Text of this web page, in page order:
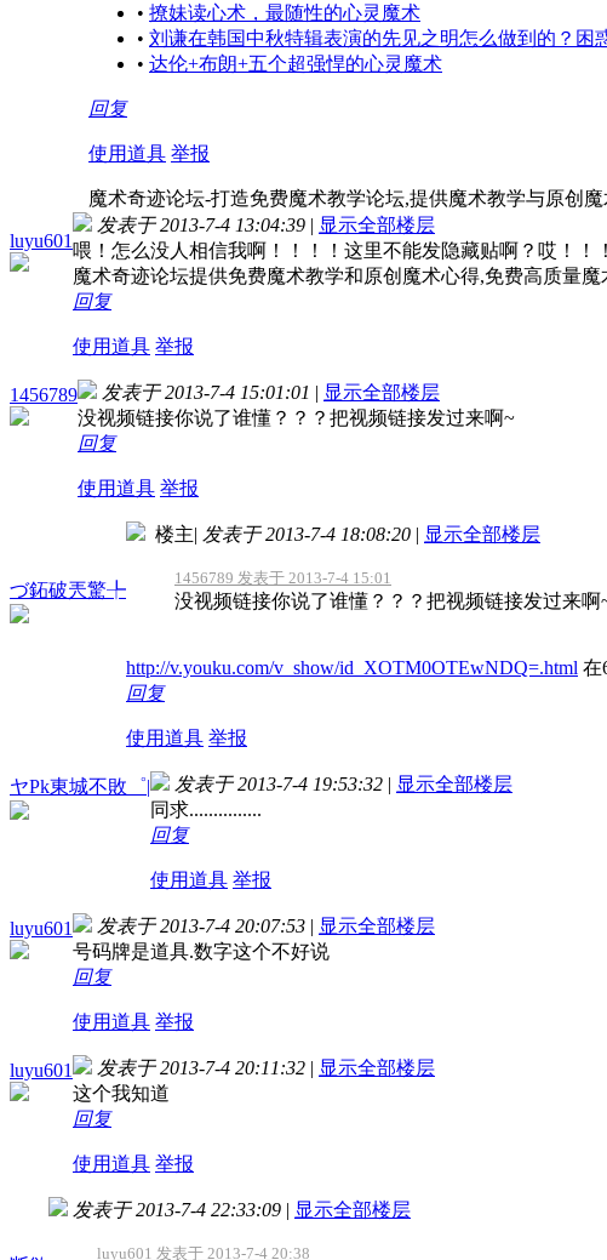
• 撩妹读心术，最随性的心灵魔术
• 刘谦在韩国中秋特辑表演的先见之明怎么做到的？困
• 达伦+布朗+五个超强悍的心灵魔术
回复
使用道具 举报
魔术奇迹论坛-打造免费魔术教学论坛,提供魔术教学与原创
luyu601
发表于 2013-7-4 13:04:39 | 显示全部楼层
喂！怎么没人相信我啊！！！！这里不能发隐藏贴啊？哎！！！
魔术奇迹论坛提供免费魔术教学和原创魔术心得,免费高质量魔
回复
使用道具 举报
1456789 发表于 2013-7-4 15:01:01 | 显示全部楼层
没视频链接你说了谁懂？？？把视频链接发过来啊~
回复
使用道具 举报
づ鉐破兲驚╄
楼主| 发表于 2013-7-4 18:08:20 | 显示全部楼层
1456789 发表于 2013-7-4 15:01
没视频链接你说了谁懂？？？把视频链接发过来啊
http://v.youku.com/v_show/id_XOTM0OTEwNDQ=.html 在
回复
使用道具 举报
ヤPk東城不敗゜| 发表于 2013-7-4 19:53:32 | 显示全部楼层
同求...............
回复
使用道具 举报
luyu601 发表于 2013-7-4 20:07:53 | 显示全部楼层
号码牌是道具.数字这个不好说
回复
使用道具 举报
luyu601 发表于 2013-7-4 20:11:32 | 显示全部楼层
这个我知道
回复
使用道具 举报
发表于 2013-7-4 22:33:09 | 显示全部楼层
luyu601 发表于 2013-7-4 20:38